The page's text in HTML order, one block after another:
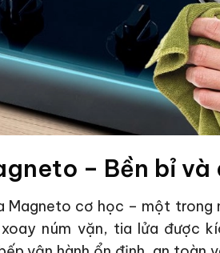
– Bền bỉ và
Magneto cơ học – một trong
núm vặn, tia lửa được